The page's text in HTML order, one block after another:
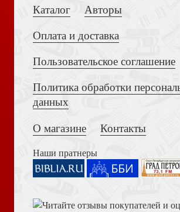
Как приручить ребенка. 30 навыков
Достоевский Ф.М. Сила и правда
Каталог
Авторы
Оплата и доставка
Пользовательское соглашение
Политика обработки
данных
О магазине
Контакты
Наши пратнеры